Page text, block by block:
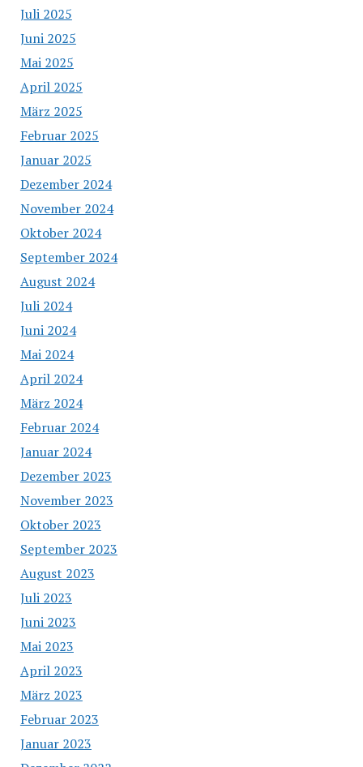
Juli 2025
Juni 2025
Mai 2025
April 2025
März 2025
Februar 2025
Januar 2025
Dezember 2024
November 2024
Oktober 2024
September 2024
August 2024
Juli 2024
Juni 2024
Mai 2024
April 2024
März 2024
Februar 2024
Januar 2024
Dezember 2023
November 2023
Oktober 2023
September 2023
August 2023
Juli 2023
Juni 2023
Mai 2023
April 2023
März 2023
Februar 2023
Januar 2023